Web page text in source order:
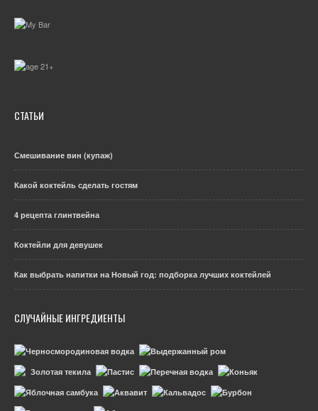
СТАТЬИ
Смешивание вин (купаж)
Какой коктейль сделать гостям
4 рецепта глинтвейна
Коктейли для девушек
Как выбрать напитки на Новый год: подборка лучших коктейлей
СЛУЧАЙНЫЕ ИНГРЕДИЕНТЫ